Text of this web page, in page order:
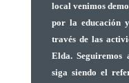
local venimos
por la educación
través de las
Elda.
siga siendo el